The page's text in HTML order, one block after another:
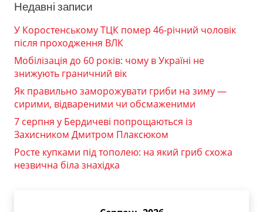
Недавні записи
У Коростенському ТЦК помер 46-річний чоловік
після проходження ВЛК
Мобілізація до 60 років: чому в Україні не
знижують граничний вік
Як правильно заморожувати гриби на зиму —
сирими, відвареними чи обсмаженими
7 серпня у Бердичеві попрощаються із
Захисником Дмитром Плаксюком
Росте купками під тополею: на який гриб схожа
незвична біла знахідка